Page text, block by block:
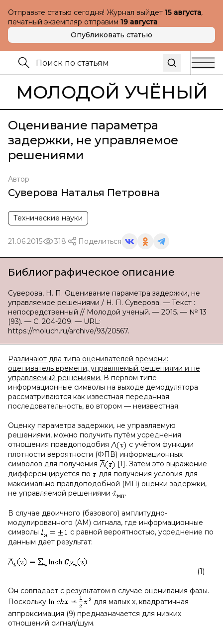
Отправьте статью сегодня! Журнал выйдет 15 августа,
печатный экземпляр отправим 19 августа
Опубликовать статью
МОЛОДОЙ УЧЁНЫЙ
Оценивание параметра
задержки, не управляемое
решениями
Автор
Суверова Наталья Петровна
Технические науки
21.06.2015 318 Поделиться
Библиографическое описание
Суверова, Н. П. Оценивание параметра задержки, не
управляемое решениями / Н. П. Суверова. — Текст :
непосредственный // Молодой ученый. — 2015. — № 13
(93). — С. 204-209. — URL:
https://moluch.ru/archive/93/20567.
Различают два типа оценивателей времени:
оцениватель времени, управляемый решениями и не
управляемый решениями. В первом типе
информационные символы на выходе демодулятора
рассматриваются как известная переданная
последовательность, во втором — неизвестная.
Оценку параметра задержки, не управляемую
решениями, можно получить путём усреднения
отношения правдоподобия
с учётом функции
плотности вероятности (ФПВ) информационных
символов для получения
[1]. Затем это выражение
дифференцируется по
для получения условия для
максимально правдоподобной (МП) оценки задержки,
не управляемой решениями
.
В случае двоичного (базового) амплитудно-
модулированного (AM) сигнала, где информационные
символы
с равной вероятностью, усреднение по
данным дает результат:
(1)
Он совпадает с результатом в случае оценивания фазы.
Поскольку
для малых x, квадратичная
аппроксимация (9) предназначается для низких
отношений сигнал/шум.